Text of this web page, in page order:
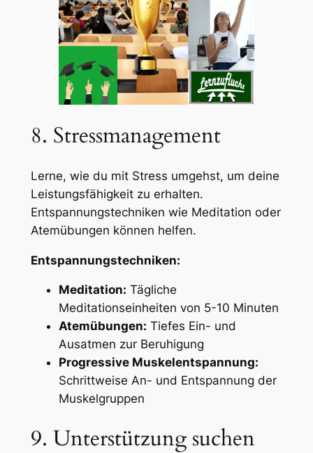
8. Stressmanagement
Lerne, wie du mit Stress umgehst, um deine
Leistungsfähigkeit zu erhalten.
Entspannungstechniken wie Meditation oder
Atemübungen können helfen.
Entspannungstechniken:
Meditation: Tägliche
Meditationseinheiten von 5-10 Minuten
Atemübungen: Tiefes Ein- und
Ausatmen zur Beruhigung
Progressive Muskelentspannung:
Schrittweise An- und Entspannung der
Muskelgruppen
9. Unterstützung suchen